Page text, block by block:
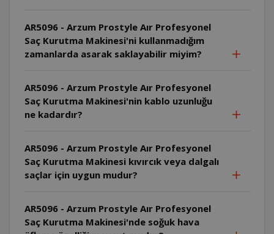
AR5096 - Arzum Prostyle Aır Profesyonel
Saç Kurutma Makinesi'ni kullanmadığım
zamanlarda asarak saklayabilir miyim?
AR5096 - Arzum Prostyle Aır Profesyonel
Saç Kurutma Makinesi'nin kablo uzunluğu
ne kadardır?
AR5096 - Arzum Prostyle Aır Profesyonel
Saç Kurutma Makinesi kıvırcık veya dalgalı
saçlar için uygun mudur?
AR5096 - Arzum Prostyle Aır Profesyonel
Saç Kurutma Makinesi'nde soğuk hava